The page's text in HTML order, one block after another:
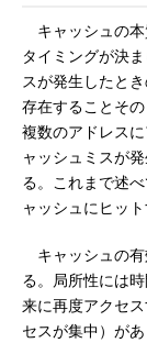
キャッシュの本
タイミングが決
スが発生したと
存在することそ
複数のアドレス
ャッシュミスが
る。これまで述
ャッシュにヒッ
キャッシュの有
る。局所性には
来に再度アクセ
セスが集中）が